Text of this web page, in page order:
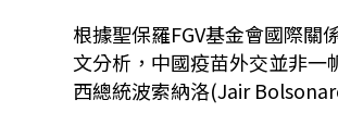
根據聖保羅FGV基金會國際
文分析，中國疫苗外交並非一
西總統波索納洛(Jair